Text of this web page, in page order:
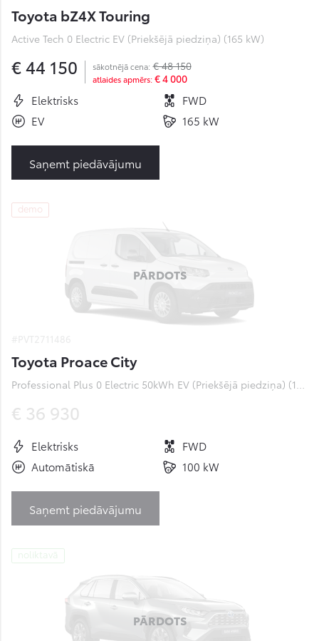
Toyota bZ4X Touring
Active Tech 0 Electric EV (Priekšējā piedziņa) (165 kW)
€ 44 150 sākotnējā cena: € 48 150
atlaides apmērs: € 4 000
Elektrisks
FWD
EV
165 kW
Saņemt piedāvājumu
demo
PĀRDOTS
Toyota Proace City
Professional Plus 0 Electric 50kWh EV (Priekšējā piedziņa) (100 kW)
€ 36 930
Elektrisks
FWD
Automātiskā
100 kW
Saņemt piedāvājumu
noliktavā
PĀRDOTS